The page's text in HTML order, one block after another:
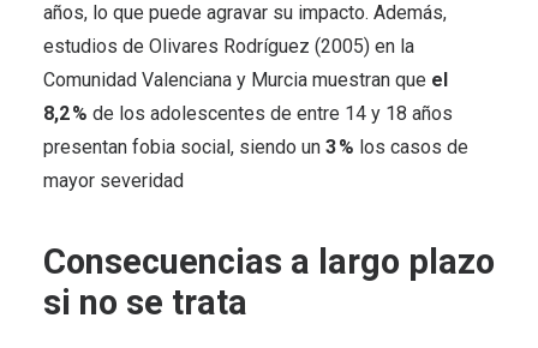
años, lo que puede agravar su impacto. Además,
estudios de Olivares Rodríguez (2005) en la
Comunidad Valenciana y Murcia muestran que el
8,2 % de los adolescentes de entre 14 y 18 años
presentan fobia social, siendo un 3 % los casos de
mayor severidad
Consecuencias a largo plazo
si no se trata